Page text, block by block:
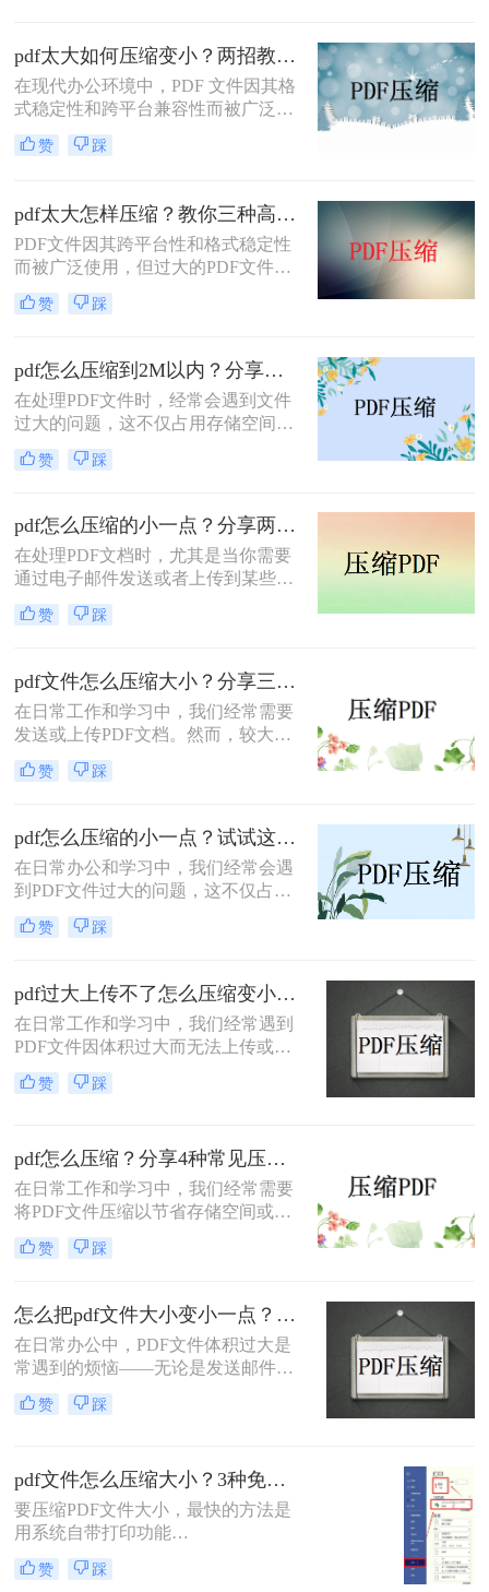
本文将介绍两种解决PDF文件过大无
法上传的方法，帮助你轻松应对这一
问题。
pdf太大如何压缩变小？两招教你轻松压缩！
在现代办公环境中，PDF 文件因其格
式稳定性和跨平台兼容性而被广泛使
用。然而，当这些文件变得过大时，
它们不仅占用大量存储空间，而且在
传到某些平台。因此，掌握pdf太大如
何压缩变小是十分必要的。本文将介
绍两种实用的方法来解决这个问题，
帮助您轻松完成 PDF 文件的压缩。
赞 踩
pdf太大怎样压缩？教你三种高效方法！
PDF文件因其跨平台性和格式稳定性
而被广泛使用，但过大的PDF文件不
仅占用存储空间，还会影响传输速度
和加载速度。为了解决pdf太大怎样压
件的方法。
赞 踩
pdf怎么压缩到2M以内？分享两种实用压缩方法！
在处理PDF文件时，经常会遇到文件
过大的问题，这不仅占用存储空间，
还影响文件的传输速度。为了满足特
定需求，将PDF文件压缩到2M以内变
以内呢？本文将介绍两种常用的PDF
压缩方法。
赞 踩
pdf怎么压缩的小一点？分享两种实用压缩方法！
在处理PDF文档时，尤其是当你需要
通过电子邮件发送或者上传到某些对
文件大小有限制的平台时，压缩PDF
文件变得尤为重要。那么pdf怎么压缩
PDF压缩方法。
赞 踩
pdf文件怎么压缩大小？分享三种实用压缩方法！
在日常工作和学习中，我们经常需要
发送或上传PDF文档。然而，较大的
文件可能会导致传输缓慢或者无法满
足上传限制。那么pdf文件怎么压缩大
缩方法，帮助你轻松减小文件大小。
赞 踩
pdf怎么压缩的小一点？试试这三种实用压缩方法！
在日常办公和学习中，我们经常会遇
到PDF文件过大的问题，这不仅占用
了大量的存储空间，还影响了文件的
传输速度。那么pdf怎么压缩的小一点
绍三种实用的PDF压缩方法，帮助您
轻松将PDF文件压缩得更小。
赞 踩
pdf过大上传不了怎么压缩变小？快来试试这3种压缩方法！
在日常工作和学习中，我们经常遇到
PDF文件因体积过大而无法上传或分
享的情况。那么pdf过大上传不了怎么
压缩变小呢？为了帮助您轻松应对这
赞 踩
pdf怎么压缩？分享4种常见压缩方法！
在日常工作和学习中，我们经常需要
将PDF文件压缩以节省存储空间或加
快传输速度。那么pdf怎么压缩呢？本
文将介绍几种常见的PDF压缩方法。
赞 踩
怎么把pdf文件大小变小一点？四种方法对比，一看就懂！
在日常办公中，PDF文件体积过大是
常遇到的烦恼——无论是发送邮件受
限于附件大小，还是上传系统提示文
件超限，都让人头疼。那么，怎么把
解操作步骤，您可根据文件数量、压
缩质量要求和隐私需求快速选择最合
适的方法。
赞 踩
pdf文件怎么压缩大小？3种免费+1种专业方法全攻略（附决策表）！
要压缩PDF文件大小，最快的方法是
用系统自带打印功能
（Windows/macOS均支持）或在线免
费工具（如PDFmao、转转大师）直
赞 踩